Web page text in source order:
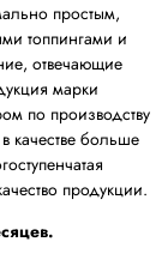
простым,
топпингами и
отвечающие
марки
по производству
качестве больше
продукции.